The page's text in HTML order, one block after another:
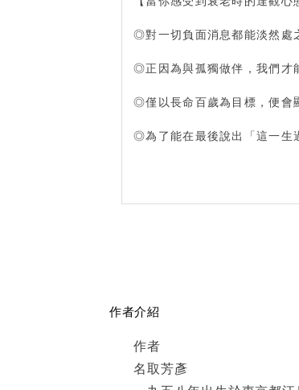
◎對一切負面消息都能淡然處
◎正因為與孤獨做伴，我們才
◎僅以長命百歲為目標，便會
◎為了能在最後說出「這一生
作者介紹
作者
名取芳彥